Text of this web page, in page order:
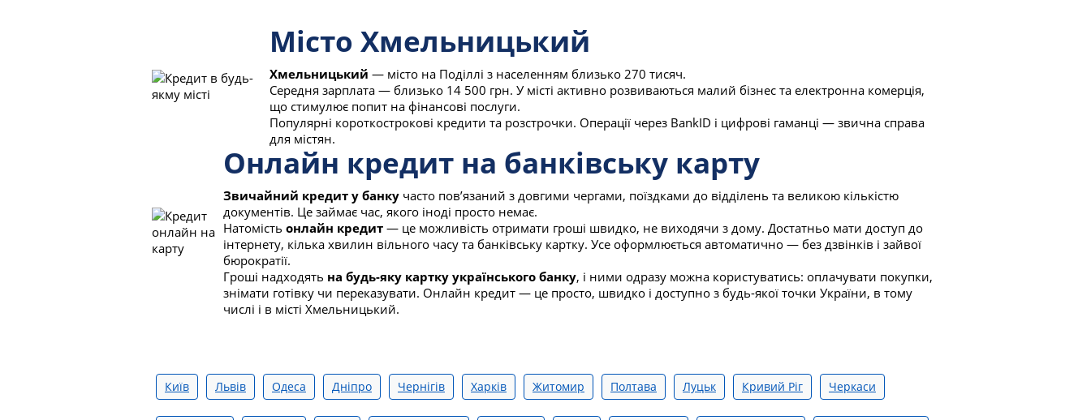
Місто Хмельницький
Хмельницький — місто на Поділлі з населенням близько 270 тисяч.
Середня зарплата — близько 14 500 грн. У місті активно розвиваються малий бізнес та електронна комерція,
що стимулює попит на фінансові послуги.
Популярні короткострокові кредити та розстрочки. Операції через BankID і цифрові гаманці — звична справа
для містян.
Онлайн кредит на банківську карту
Звичайний кредит у банкучасто пов’язаний з довгими чергами, поїздками до відділень та великою кількістю
документів. Це займає час, якого іноді просто немає.
Натомість онлайн кредит— це можливість отримати гроші швидко, не виходячи з дому. Достатньо мати доступ до
інтернету, кілька хвилин вільного часу та банківську картку. Усе оформлюється автоматично — без дзвінків і зайвої
бюрократії.
Гроші надходять на будь-яку картку українського банку, і ними одразу можна користуватись: оплачувати покупки,
знімати готівку чи переказувати. Онлайн кредит — це просто, швидко і доступно з будь-якої точки України, в тому
числі і в місті Хмельницький.
Київ Львів Одеса Дніпро Чернігів Харків Житомир Полтава Луцьк Кривий Ріг Черкаси